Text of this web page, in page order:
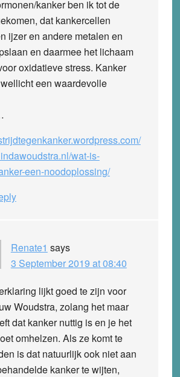
kanker ben ik tot de
dat kankercellen
ijzer en andere metalen en
en daarmee het lichaam
oxidatieve stress. Kanker
een waardevolle
wat-is-
een-noodoplossing/
Renate1 says
3 September 2019 at 08:40
lijkt goed te zijn voor
Woudstra, zolang het maar
dat kanker nuttig is en je het
omhelzen. Als ze komt te
is dat natuurlijk ook niet aan
kanker te wijten,